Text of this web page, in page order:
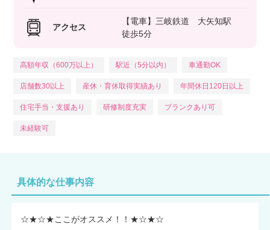
アクセス
【電車】三岐鉄道 大矢知駅
徒歩5分
高額年収（600万以上） 駅近（5分以内） 車通勤OK
店舗数30以上 産休・育休取得実績あり 年間休日120日以上
住宅手当・支援あり 研修制度充実 ブランクあり可
未経験可
具体的な仕事内容
☆★☆★ここがオススメ！！★☆★☆